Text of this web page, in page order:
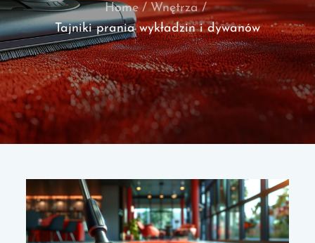
Home
Wnętrza
Tajniki prania wykładzin i dywanów